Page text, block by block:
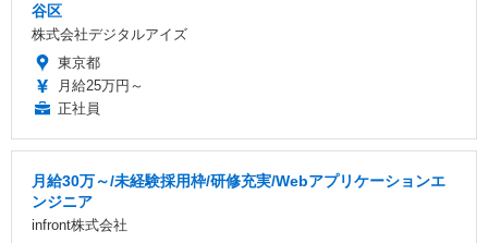
谷区
株式会社デジタルアイズ
東京都
月給25万円～
正社員
月給30万～/未経験採用枠/研修充実/Webアプリケーションエ
ンジニア
infront株式会社